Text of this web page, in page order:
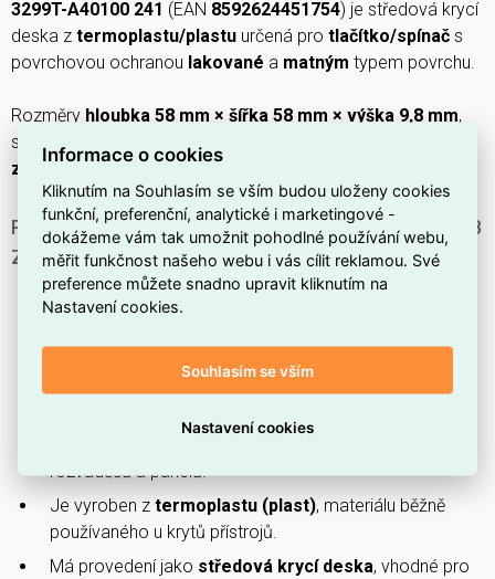
3299T-A40100 241 (EAN 8592624451754) je středová krycí
deska z termoplastu/plastu určená pro tlačítko/spínač s
povrchovou ochranou lakované a matným typem povrchu.
Rozměry hloubka 58 mm × šířka 58 mm × výška 9,8 mm,
stupeň krytí
, popis různé symboly
zapojení (přichycení)
PROČ SI VYBRAT TENTO KRYT PRO PŘÍSTROJE ABB
ZONI?
Tento kryt je navržen pro přístroje řadyZoni
při montáži.
rozvaděčů a panelů.
Je vyroben z termoplastu (plast), materiálu běžně
používaného u krytů přístrojů.
Má provedení jako středová krycí deska, vhodné pro
Informace o cookies
Kliknutím na Souhlasím se vším budou uloženy cookies
funkční, preferenční, analytické i marketingové -
dokážeme vám tak umožnit pohodlné používání webu,
měřit funkčnost našeho webu i vás cílit reklamou. Své
preference můžete snadno upravit kliknutím na
Nastavení cookies.
Souhlasím se vším
Nastavení cookies